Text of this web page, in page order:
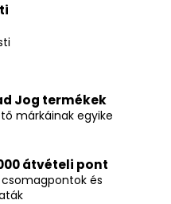
Jog termékek
márkáinak egyike
átvételi pont
csomagpontok és